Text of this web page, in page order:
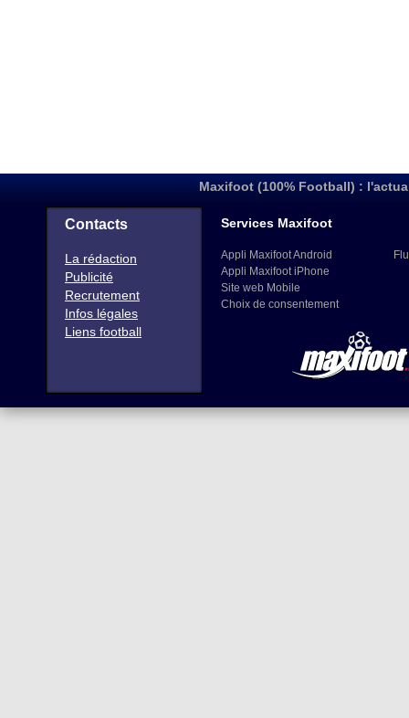
Maxifoot (100% Football) :
Contacts
La rédaction
Publicité
Recrutement
Infos légales
Liens football
Services Maxifoot
Appli Maxifoot Android
Appli Maxifoot iPhone
Site web Mobile
Choix de consentement